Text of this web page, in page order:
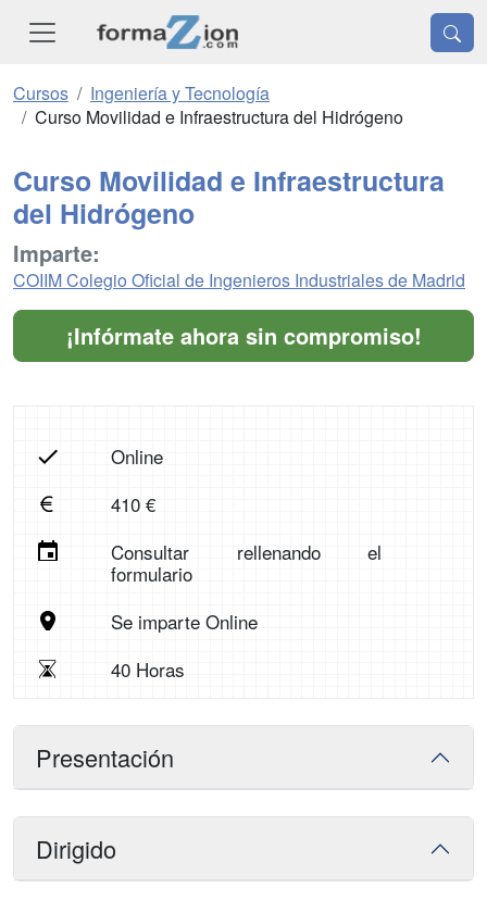
Cursos
Ingeniería y Tecnología
Curso Movilidad e Infraestructura del Hidrógeno
Curso Movilidad e Infraestructura
del Hidrógeno
Imparte:
COIIM Colegio Oficial de Ingenieros Industriales de Madrid
¡Infórmate ahora sin compromiso!
Online
410 €
Consultar rellenando el
formulario
Se imparte Online
40 Horas
Presentación
Dirigido